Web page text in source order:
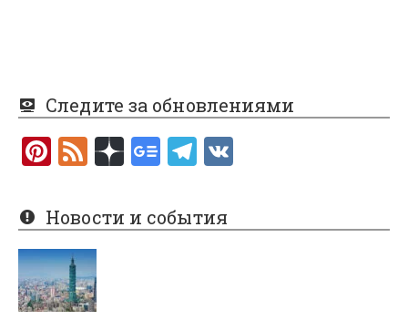
Следите за обновлениями
Pi
er
es
t
F
e
d
Новости и события